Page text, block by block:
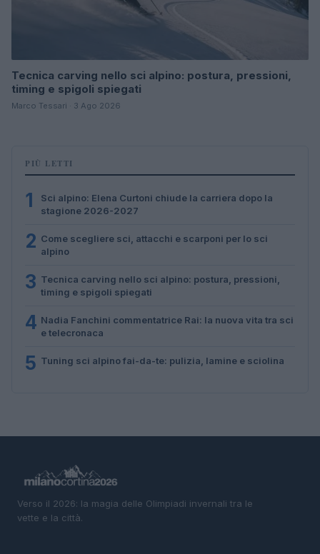
Tecnica carving nello sci alpino: postura, pressioni,
timing e spigoli spiegati
Marco Tessari · 3 Ago 2026
PIÙ LETTI
1
Sci alpino: Elena Curtoni chiude la carriera dopo la
stagione 2026-2027
2 Come scegliere sci, attacchi e scarponi per lo sci
alpino
3 Tecnica carving nello sci alpino: postura, pressioni,
timing e spigoli spiegati
4 Nadia Fanchini commentatrice Rai: la nuova vita tra sci
e telecronaca
5 Tuning sci alpino fai-da-te: pulizia, lamine e sciolina
Verso il 2026: la magia delle Olimpiadi invernali tra le
vette e la città.